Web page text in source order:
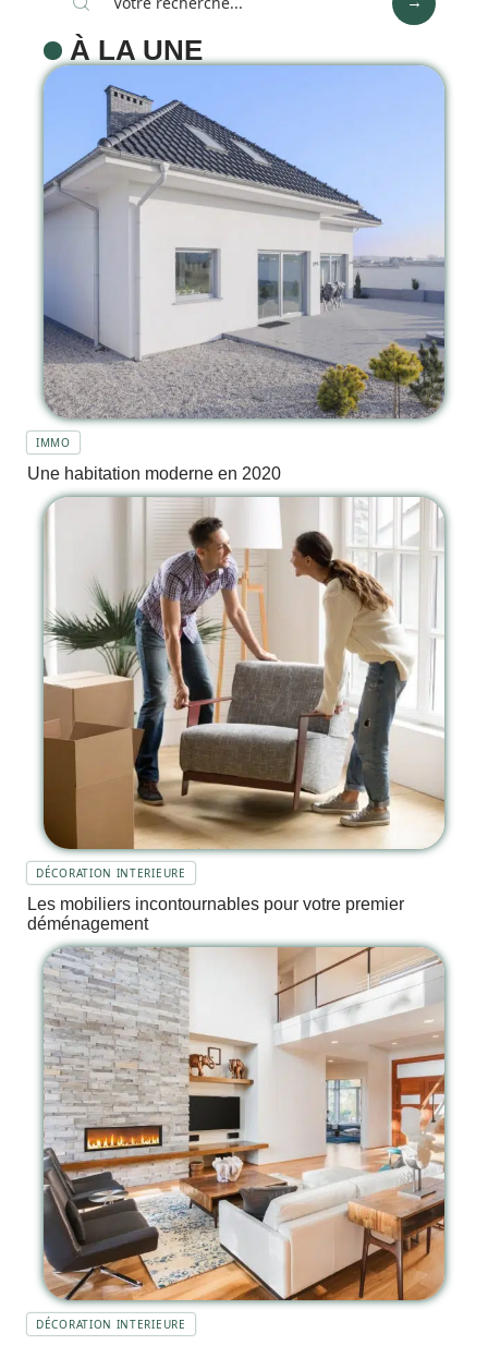
À LA UNE
IMMO
Une habitation moderne en 2020
DÉCORATION INTERIEURE
Les mobiliers incontournables pour votre premier
déménagement
DÉCORATION INTERIEURE